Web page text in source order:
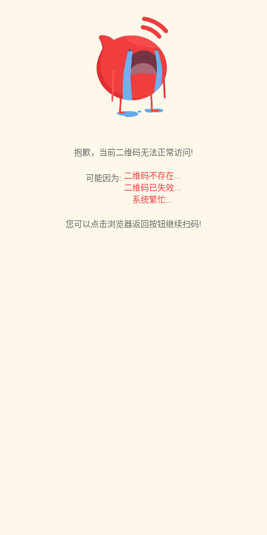
抱歉，当前二维码无法正常访问!
可能因为: 二维码不存在...
二维码已失效...
系统繁忙...
您可以点击浏览器返回按钮继续扫码!